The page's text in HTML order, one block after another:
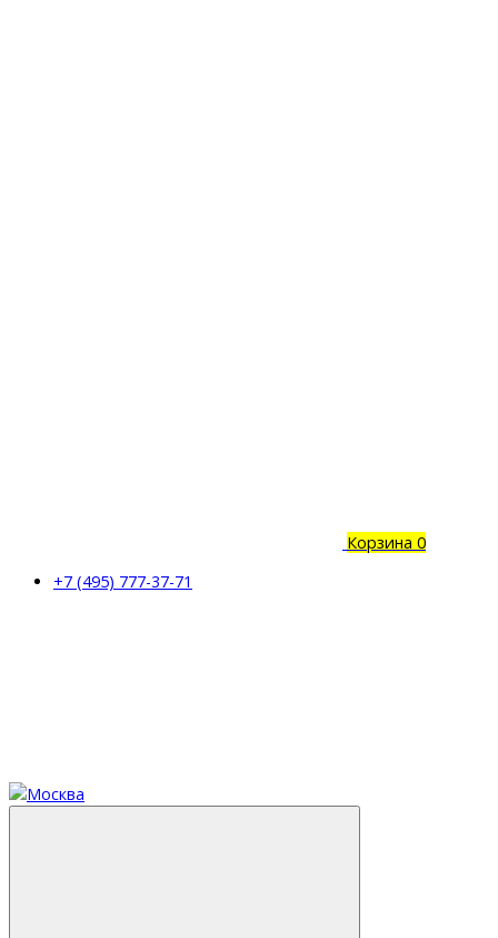
Корзина 0
+7 (495) 777-37-71